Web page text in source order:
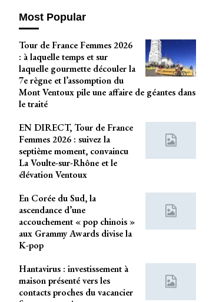
Most Popular
Tour de France Femmes 2026
: à laquelle temps et sur
laquelle gourmette découler la
7e règne et l’assomption du
Mont Ventoux pile une affaire de géantes dans
le traité
EN DIRECT, Tour de France
Femmes 2026 : suivez la
septième moment, convaincu
La Voulte-sur-Rhône et le
élévation Ventoux
En Corée du Sud, la
ascendance d’une
accouchement « pop chinois »
aux Grammy Awards divise la
K-pop
Hantavirus : investissement à
maison présenté vers les
contacts proches du vacancier